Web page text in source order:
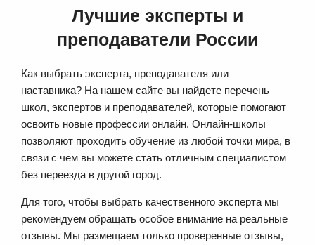
Лучшие эксперты и
преподаватели России
Как выбрать эксперта, преподавателя или
наставника? На нашем сайте вы найдете перечень
школ, экспертов и преподавателей, которые помогают
освоить новые профессии онлайн. Онлайн-школы
позволяют проходить обучение из любой точки мира, в
связи с чем вы можете стать отличным специалистом
без переезда в другой город.
Для того, чтобы выбрать качественного эксперта мы
рекомендуем обращать особое внимание на реальные
отзывы. Мы размещаем только проверенные отзывы,